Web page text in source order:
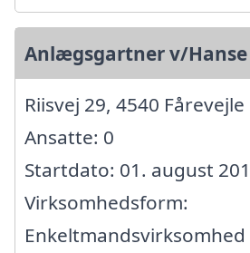
Anlægsgartner v/Hanse
Riisvej 29, 4540 Fårevejle
Ansatte: 0
Startdato: 01. august
Virksomhedsform:
Enkeltmandsvirksomhed